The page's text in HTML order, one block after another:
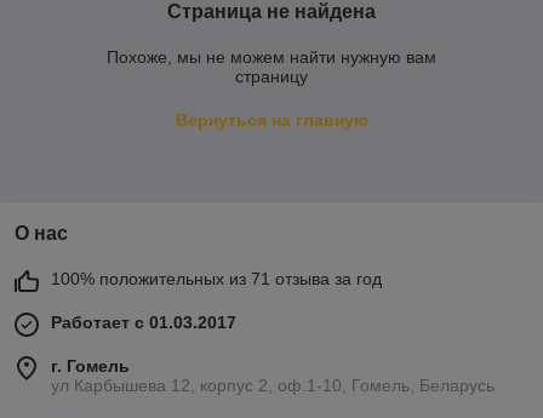
Страница не найдена
Похоже, мы не можем найти нужную вам
страницу
Вернуться на главную
О нас
100% положительных из 71 отзыва за год
Работает с 01.03.2017
г. Гомель
ул Карбышева 12, корпус 2, оф.1-10, Гомель, Беларусь